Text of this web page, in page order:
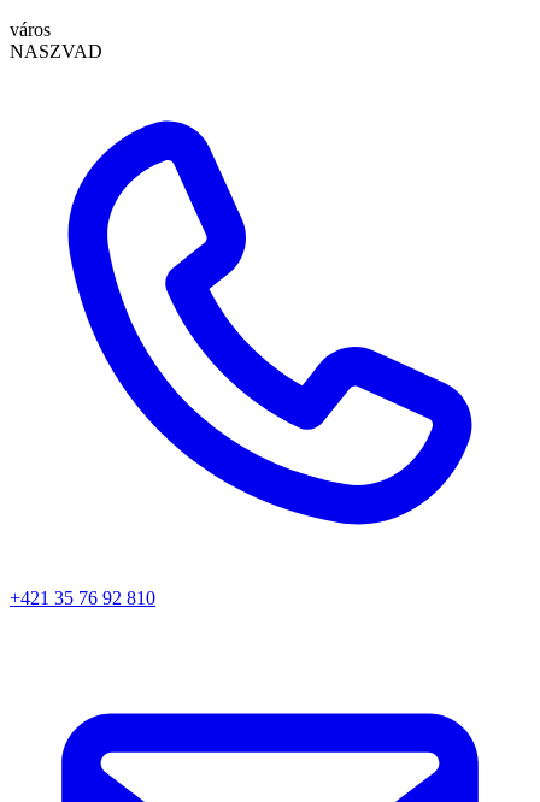
város
NASZVAD
+421 35 76 92 810